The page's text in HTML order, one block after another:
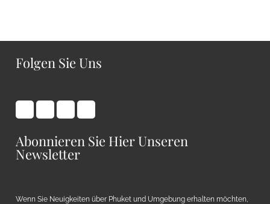
Folgen Sie Uns
Abonnieren Sie Hier Unseren
Newsletter
Wenn Sie Neuigkeiten über Phuket und Umgebung erhalten möchten,